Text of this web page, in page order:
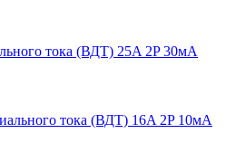
тока (ВДТ) 25A 2P 30мА